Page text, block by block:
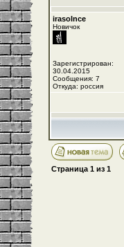
irasolnce
Новичок
Зарегистрирован:
30.04.2015
Сообщения: 7
Откуда: россия
Страница 1 из 1